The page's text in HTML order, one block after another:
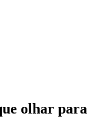
olhar para